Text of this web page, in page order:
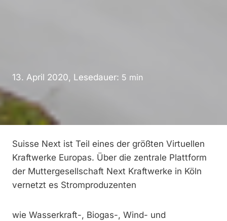
13. April 2020, Lesedauer: 5 min
Suisse Next ist Teil eines der größten Virtuellen
Kraftwerke Europas. Über die zentrale Plattform
der Muttergesellschaft Next Kraftwerke in Köln
vernetzt es Stromproduzenten
wie Wasserkraft-, Biogas-, Wind- und